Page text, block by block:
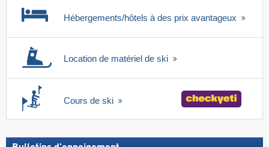
Hébergements/hôtels à des prix avantageux
Location de matériel de ski
Cours de ski